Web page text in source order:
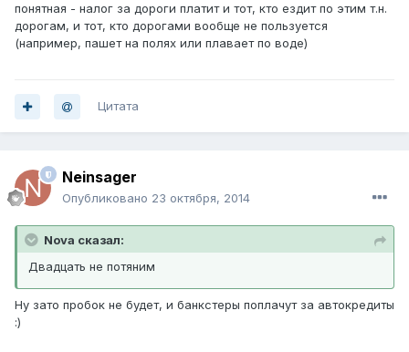
понятная - налог за дороги платит и тот, кто ездит по этим т.н.
дорогам, и тот, кто дорогами вообще не пользуется
(например, пашет на полях или плавает по воде)
Цитата
Neinsager
Опубликовано 23 октября, 2014
Nova сказал:
Двадцать не потяним
Ну зато пробок не будет, и банкстеры поплачут за автокредиты
:)